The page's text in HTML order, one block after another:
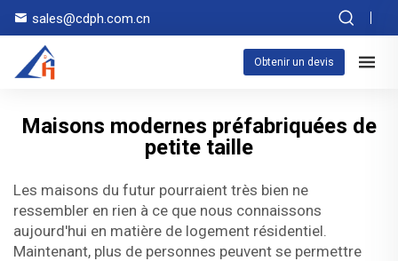
sales@cdph.com.cn
Obtenir un devis
Maisons modernes préfabriquées de
petite taille
Les maisons du futur pourraient très bien ne
ressembler en rien à ce que nous connaissons
aujourd'hui en matière de logement résidentiel.
Maintenant, plus de personnes peuvent se permettre